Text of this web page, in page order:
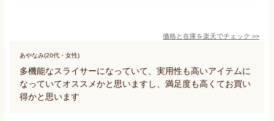
価格と在庫を楽天でチェック >>
あやなみ(20代・女性)
多機能なスライサーになっていて、実用性も高いアイテムに
なっていてオススメかと思いますし、満足度も高くてお買い
得かと思います